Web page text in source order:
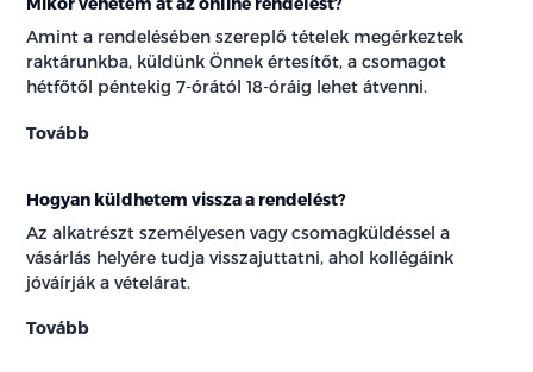
Amint a rendelésében szereplő tételek megérkeztek
raktárunkba, küldünk Önnek értesítőt, a csomagot
hétfőtől péntekig 7-órától 18-óráig lehet átvenni.
Tovább
Hogyan küldhetem vissza a rendelést?
Az alkatrészt személyesen vagy csomagküldéssel a
vásárlás helyére tudja visszajuttatni, ahol kollégáink
jóváírják a vételárat.
Tovább